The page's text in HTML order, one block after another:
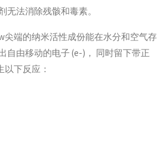
无法消除残骸和毒素。
尖端的纳米活性成份能在水分和空气存
自由移动的电子 (e-)， 同时留下带正
下反应：